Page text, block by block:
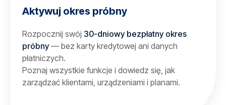
Aktywuj okres próbny
Rozpocznij swój 30-dniowy bezpłatny okres
próbny— bez karty kredytowej ani danych
płatniczych.
Poznaj wszystkie funkcje i dowiedz się, jak
zarządzać klientami, urządzeniami i planami.